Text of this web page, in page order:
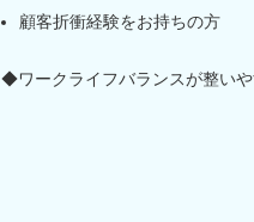
顧客折衝経験をお持ちの方
◆ワークライフバランスが整い